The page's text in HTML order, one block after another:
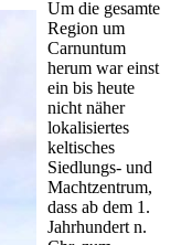
Um die gesamte
Region um
Carnuntum
herum war einst
ein bis heute
nicht näher
lokalisiertes
keltisches
Siedlungs- und
Machtzentrum,
dass ab dem 1.
Jahrhundert n.